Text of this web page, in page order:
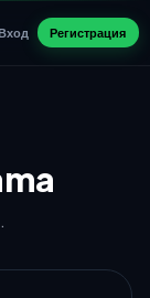
Регистрация